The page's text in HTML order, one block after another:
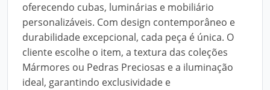
oferecendo cubas, luminárias e mobiliário
personalizáveis. Com design contemporâneo e
durabilidade excepcional, cada peça é única. O
cliente escolhe o item, a textura das coleções
Mármores ou Pedras Preciosas e a iluminação
ideal, garantindo exclusividade e